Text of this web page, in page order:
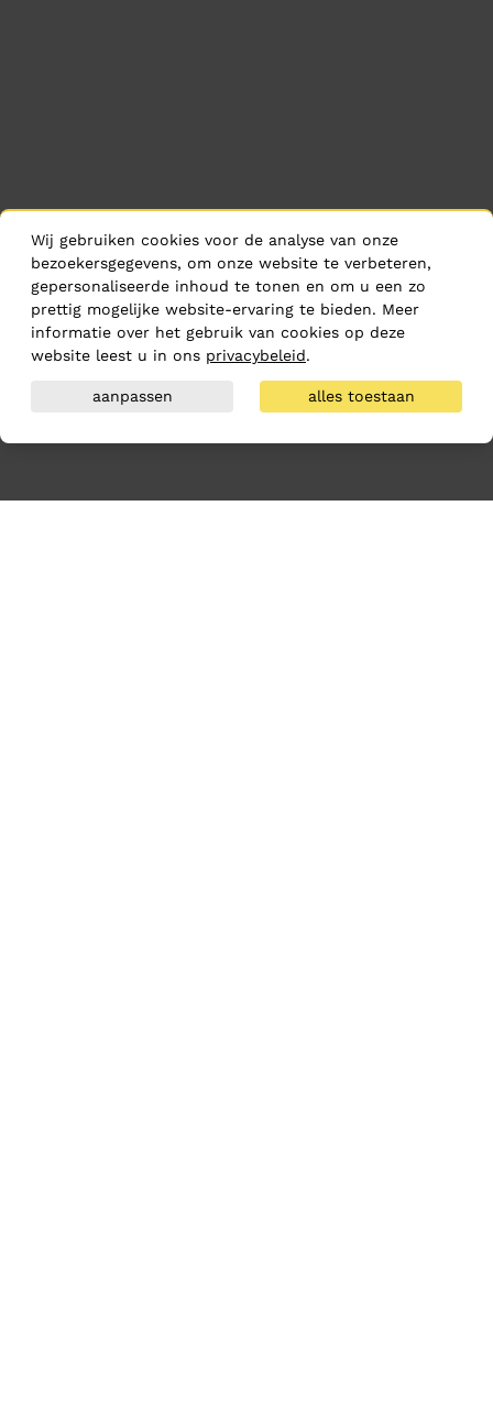
Wij gebruiken cookies voor de analyse van onze
bezoekersgegevens, om onze website te verbeteren,
gepersonaliseerde inhoud te tonen en om u een zo
prettig mogelijke website-ervaring te bieden. Meer
informatie over het gebruik van cookies op deze
website leest u in ons privacybeleid.
aanpassen alles toestaan